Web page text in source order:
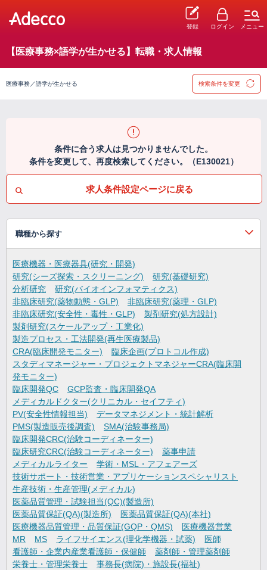
登録 ログイン メニュー
【医療事務×語学が生かせる】転職・求人情報
医療事務／語学が生かせる 検索条件を変更
条件に合う求人は見つかりませんでした。
条件を変更して、再度検索してください。（E130021）
求人条件設定ページに戻る
職種から探す
医療機器・医療器具(研究・開発)
研究(シーズ探索・スクリーニング)
研究(基礎研究)
分析研究
研究(バイオインフォマティクス)
非臨床研究(薬物動態・GLP)
非臨床研究(薬理・GLP)
非臨床研究(安全性・毒性・GLP)
製剤研究(処方設計)
製剤研究(スケールアップ・工業化)
製造プロセス・工法開発(再生医療製品)
CRA(臨床開発モニター)
臨床企画(プロトコル作成)
スタディマネージャー・プロジェクトマネジャーCRA(臨床開
発モニター)
臨床開発QC
GCP監査・臨床開発QA
メディカルドクター(クリニカル・セイフティ)
PV(安全性情報担当)
データマネジメント・統計解析
PMS(製造販売後調査)
SMA(治験事務局)
臨床開発CRC(治験コーディネーター)
臨床研究CRC(治験コーディネーター)
薬事申請
メディカルライター
学術・MSL・アフェアーズ
技術サポート・技術営業・アプリケーションスペシャリスト
生産技術・生産管理(メディカル)
医薬品質管理・試験担当(QC)(製造所)
医薬品質保証(QA)(製造所)
医薬品質保証(QA)(本社)
医療機器品質管理・品質保証(GQP・QMS)
医療機器営業
MR
MS ライフサイエンス(理化学機器・試薬)
医師
看護師・企業内産業看護師・保健師
薬剤師・管理薬剤師
栄養士・管理栄養士
事務長(病院)・施設長(福祉)